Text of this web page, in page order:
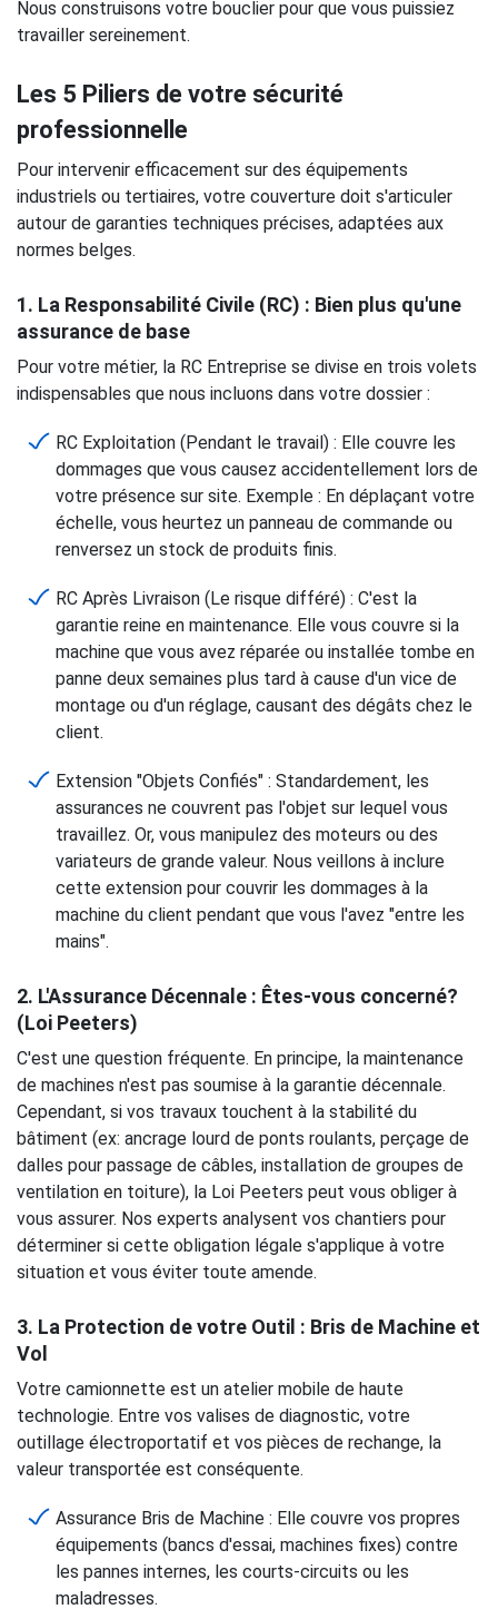
Nous construisons votre bouclier pour que vous puissiez
travailler sereinement.
Les 5 Piliers de votre sécurité
professionnelle
Pour intervenir efficacement sur des équipements
industriels ou tertiaires, votre couverture doit s'articuler
autour de garanties techniques précises, adaptées aux
normes belges.
1. La Responsabilité Civile (RC) : Bien plus qu'une
assurance de base
Pour votre métier, la RC Entreprise se divise en trois volets
indispensables que nous incluons dans votre dossier :
RC Exploitation (Pendant le travail) : Elle couvre les
dommages que vous causez accidentellement lors de
votre présence sur site. Exemple : En déplaçant votre
échelle, vous heurtez un panneau de commande ou
renversez un stock de produits finis.
RC Après Livraison (Le risque différé) : C'est la
garantie reine en maintenance. Elle vous couvre si la
machine que vous avez réparée ou installée tombe en
panne deux semaines plus tard à cause d'un vice de
montage ou d'un réglage, causant des dégâts chez le
client.
Extension "Objets Confiés" : Standardement, les
assurances ne couvrent pas l'objet sur lequel vous
travaillez. Or, vous manipulez des moteurs ou des
variateurs de grande valeur. Nous veillons à inclure
cette extension pour couvrir les dommages à la
machine du client pendant que vous l'avez "entre les
mains".
2. L'Assurance Décennale : Êtes-vous concerné?
(Loi Peeters)
C'est une question fréquente. En principe, la maintenance
de machines n'est pas soumise à la garantie décennale.
Cependant, si vos travaux touchent à la stabilité du
bâtiment (ex: ancrage lourd de ponts roulants, perçage de
dalles pour passage de câbles, installation de groupes de
ventilation en toiture), la Loi Peeters peut vous obliger à
vous assurer. Nos experts analysent vos chantiers pour
déterminer si cette obligation légale s'applique à votre
situation et vous éviter toute amende.
3. La Protection de votre Outil : Bris de Machine et
Vol
Votre camionnette est un atelier mobile de haute
technologie. Entre vos valises de diagnostic, votre
outillage électroportatif et vos pièces de rechange, la
valeur transportée est conséquente.
Assurance Bris de Machine : Elle couvre vos propres
équipements (bancs d'essai, machines fixes) contre
les pannes internes, les courts-circuits ou les
maladresses.